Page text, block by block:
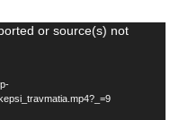
or source(s) not